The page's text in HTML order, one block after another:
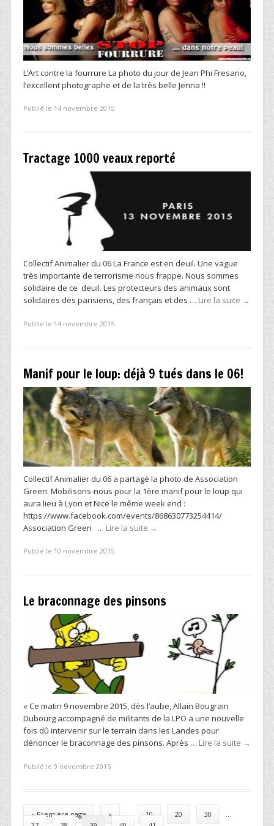
L’Art contre la fourrure La photo du jour de Jean Phi Fresario,
l’excellent photographe et de la très belle Jenna !!
Publié le 14 novembre 2015
Tractage 1000 veaux reporté
Collectif Animalier du 06 La France est en deuil. Une vague
très importante de terrorisme nous frappe. Nous sommes
solidaire de ce deuil. Les protecteurs des animaux sont
solidaires des parisiens, des français et des … Lire la suite →
Publié le 14 novembre 2015
Manif pour le loup: déjà 9 tués dans le 06!
Collectif Animalier du 06 a partagé la photo de Association
Green. Mobilisons-nous pour la 1ère manif pour le loup qui
aura lieu à Lyon et Nice le même week end :
https://www.facebook.com/events/868630773254414/
Association Green … Lire la suite →
Publié le 10 novembre 2015
Le braconnage des pinsons
« Ce matin 9 novembre 2015, dès l’aube, Allain Bougrain
Dubourg accompagné de militants de la LPO a une nouvelle
fois dû intervenir sur le terrain dans les Landes pour
dénoncer le braconnage des pinsons. Après … Lire la suite →
Publié le 9 novembre 2015
Post navigation
« Première page « … 10 20 30